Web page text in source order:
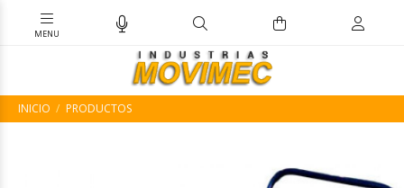
INICIO PRODUCTOS